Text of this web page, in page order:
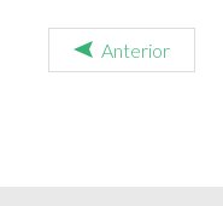
Anterior